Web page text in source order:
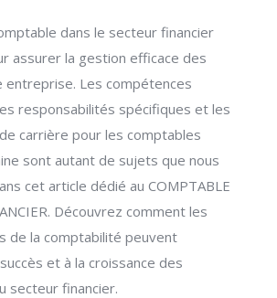
dans le secteur financier
assurer la gestion efficace des
entreprise. Les compétences
responsabilités spécifiques et les
carrière pour les comptables
sont autant de sujets que nous
cet article dédié au COMPTABLE
Découvrez comment les
de la comptabilité peuvent
et à la croissance des
secteur financier.